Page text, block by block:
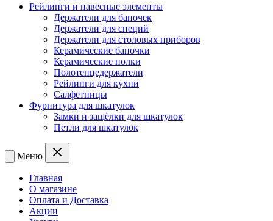
Рейлинги и навесные элементы
Держатели для баночек
Держатели для специй
Держатели для столовых приборов
Керамические баночки
Керамические полки
Полотенцедержатели
Рейлинги для кухни
Салфетницы
Фурнитура для шкатулок
Замки и защёлки для шкатулок
Петли для шкатулок
Меню
Главная
О магазине
Оплата и Доставка
Акции